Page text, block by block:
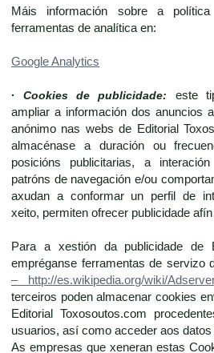
Máis información sobre a
ferramentas de analítica en:
Google Analytics
·Cookies de publicidade: este
ampliar a información dos anuncios
anónimo nas webs de Editorial
almacénase a duración ou
posicións publicitarias, a
patróns de navegación e/ou
axudan a conformar un perfil de
xeito, permiten ofrecer publicidade
Para a xestión da publicidade de
empréganse ferramentas de servizo
– http://es.wikipedia.org/wiki/
terceiros poden almacenar cookies
Editorial Toxosoutos.com
usuarios, así como acceder aos
As empresas que xeneran estas